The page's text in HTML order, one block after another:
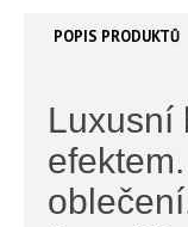
POPIS PRODUKTŮ
Luxusní